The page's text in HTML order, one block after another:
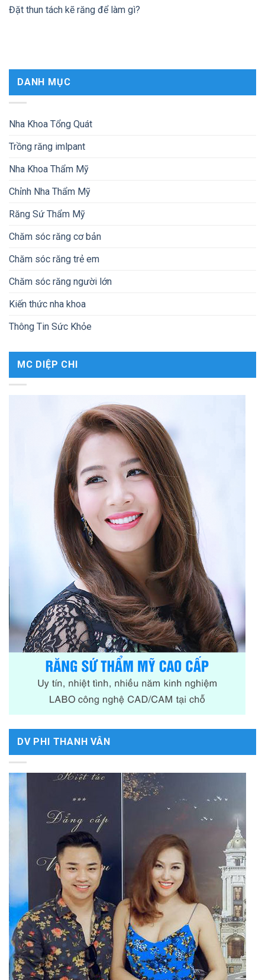
Đặt thun tách kẽ răng để làm gì?
DANH MỤC
Nha Khoa Tổng Quát
Trồng răng imlpant
Nha Khoa Thẩm Mỹ
Chỉnh Nha Thẩm Mỹ
Răng Sứ Thẩm Mỹ
Chăm sóc răng cơ bản
Chăm sóc răng trẻ em
Chăm sóc răng người lớn
Kiến thức nha khoa
Thông Tin Sức Khỏe
MC DIỆP CHI
DV PHI THANH VÂN